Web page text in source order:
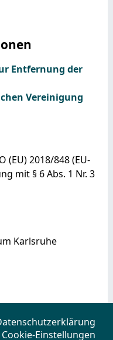
Entfernung der
Vereinigung
(EU) 2018/848 (EU-
mit § 6 Abs. 1 Nr. 3
Karlsruhe
Cookie-Einstellungen